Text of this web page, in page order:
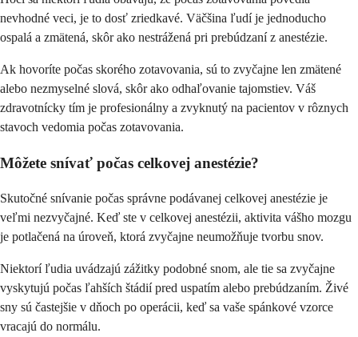
nevhodné veci, je to dosť zriedkavé. Väčšina ľudí je jednoducho
ospalá a zmätená, skôr ako nestrážená pri prebúdzaní z anestézie.
Ak hovoríte počas skorého zotavovania, sú to zvyčajne len zmätené
alebo nezmyselné slová, skôr ako odhaľovanie tajomstiev. Váš
zdravotnícky tím je profesionálny a zvyknutý na pacientov v rôznych
stavoch vedomia počas zotavovania.
Môžete snívať počas celkovej anestézie?
Skutočné snívanie počas správne podávanej celkovej anestézie je
veľmi nezvyčajné. Keď ste v celkovej anestézii, aktivita vášho mozgu
je potlačená na úroveň, ktorá zvyčajne neumožňuje tvorbu snov.
Niektorí ľudia uvádzajú zážitky podobné snom, ale tie sa zvyčajne
vyskytujú počas ľahších štádií pred uspatím alebo prebúdzaním. Živé
sny sú častejšie v dňoch po operácii, keď sa vaše spánkové vzorce
vracajú do normálu.